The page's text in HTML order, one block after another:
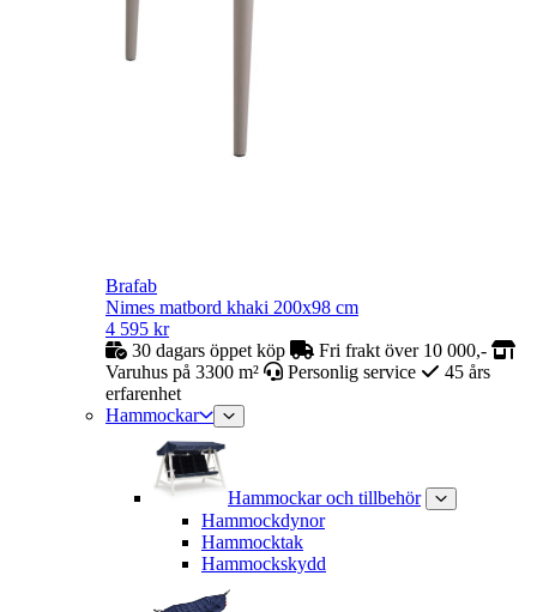
Brafab
Nimes matbord khaki 200x98 cm
4 595 kr
30 dagars öppet köp
Fri frakt över 10 000,-
Varuhus på 3300 m²
Personlig service
45 års
erfarenhet
Hammockar
Hammockar och tillbehör
Hammockdynor
Hammocktak
Hammockskydd